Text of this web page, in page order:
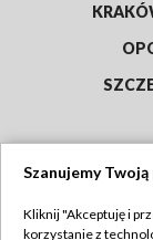
Szanujemy
Kliknij "Akceptuję i
korzystanie z